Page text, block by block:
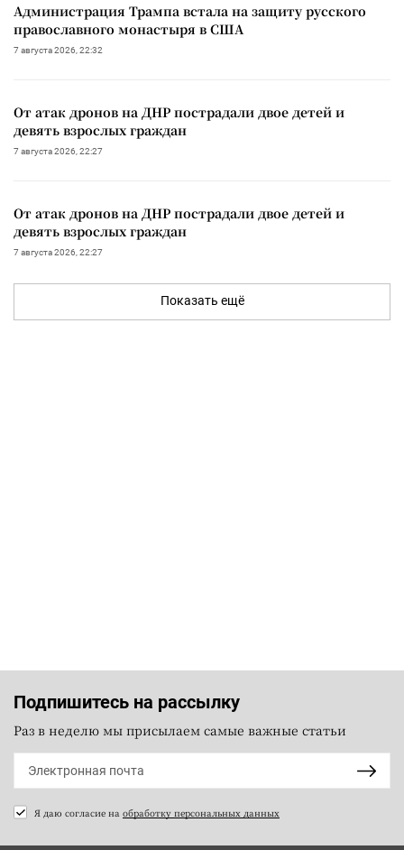
Администрация Трампа встала на защиту русского
православного монастыря в США
7 августа 2026, 22:32
От атак дронов на ДНР пострадали двое детей и
девять взрослых граждан
7 августа 2026, 22:27
От атак дронов на ДНР пострадали двое детей и
девять взрослых граждан
7 августа 2026, 22:27
Показать ещё
Подпишитесь на рассылку
Раз в неделю мы присылаем самые важные статьи
Я даю согласие на обработку персональных данных